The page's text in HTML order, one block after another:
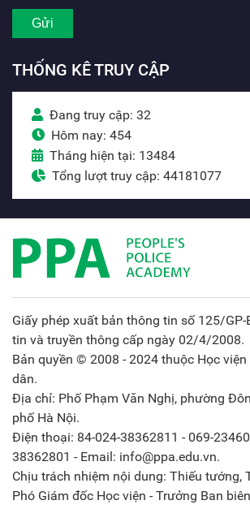
THỐNG KÊ TRUY CẬP
Đang truy cập: 32
Hôm nay: 454
Tháng hiện tại: 13484
Tổng lượt truy cập: 44181077
Giấy phép xuất bản thông tin số 125/GP-
tin và truyền thông cấp ngày 02/4/2008.
Bản quyền © 2008 - 2024 thuộc Học
dân.
Địa chỉ: Phố Phạm Văn Nghị, phường
phố Hà Nội.
Điện thoại: 84-024-38362811 - 069-
38362801 - Email: info@ppa.edu.vn.
Chịu trách nhiệm nội dung: Thiếu tướng,
Phó Giám đốc Học viện - Trưởng Ban